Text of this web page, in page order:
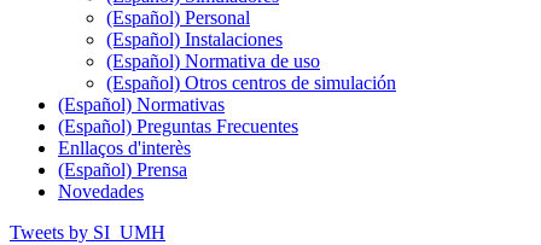
(Español) Personal
(Español) Instalaciones
(Español) Normativa de uso
(Español) Otros centros de simulación
(Español) Normativas
(Español) Preguntas Frecuentes
Enllaços d'interès
(Español) Prensa
Novedades
Tweets by SI_UMH